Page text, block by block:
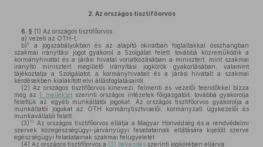
2. Az országos tisztifőorvos
6. § (1) Az országos tisztifőorvos
a) vezeti az OTH-t,
b)9
a jogszabályokban és az alapító okiratban foglaltakkal összhangban
szakmai irányítási jogot gyakorol a Szolgálat felett, továbbá közreműködik a
kormányhivatal és a járási hivatal vonatkozásában a minisztert, mint szakmai
irányító minisztert megillető irányítási jogkörök gyakorlásában, valamint
tájékoztatja a Szolgálatot, a kormányhivatalt és a járási hivatalt a szakmai
kérdésekben kialakított elvi állásfoglalásairól.
(2) Az országos tisztifőorvos kinevezi, felmenti és vezetői teendőkkel bízza
meg az 1. melléklet szerinti országos intézetek főigazgatóit, továbbá gyakorolja
felettük az egyéb munkáltatói jogokat. Az országos tisztifőorvos gyakorolja a
munkáltatói jogokat az OTH kormánytisztviselői, kormányzati ügykezelői és
munkavállalói felett.
(3) 10 Az országos tisztifőorvos ellátja a Magyar Honvédség és a rendvédelmi
szervek közegészségügyi-járványügyi feladatainak ellátására kijelölt szerve
egészségügyi feladatainak szakmai felügyeletét.
(4) Az országos tisztifőorvos a (3) bekezdés szerinti jogkörében eljárva: